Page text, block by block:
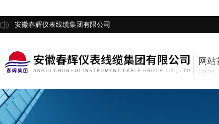
安徽春辉仪表线缆集团有限公司
网站
Home